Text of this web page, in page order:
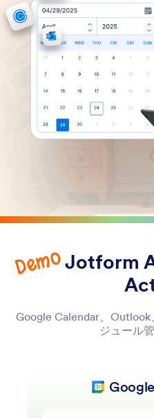
DemoJotform
Google Calendar、
ジュール